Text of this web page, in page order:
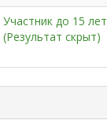
Участник до 15 лет
(Результат скрыт)